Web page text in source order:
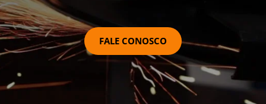
FALE CONOSCO